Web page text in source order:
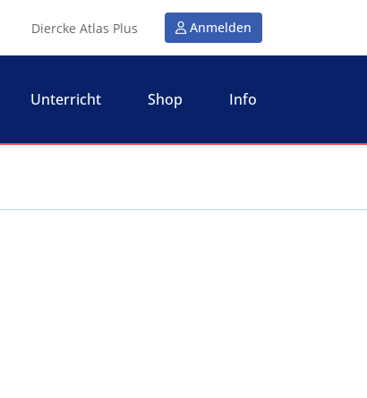
Diercke Atlas Plus Anmelden
Unterricht Shop Info